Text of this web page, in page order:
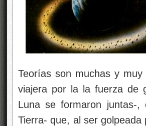
Teorías son muchas y
viajera por la la fuerza de
Luna se formaron
Tierra- que, al ser